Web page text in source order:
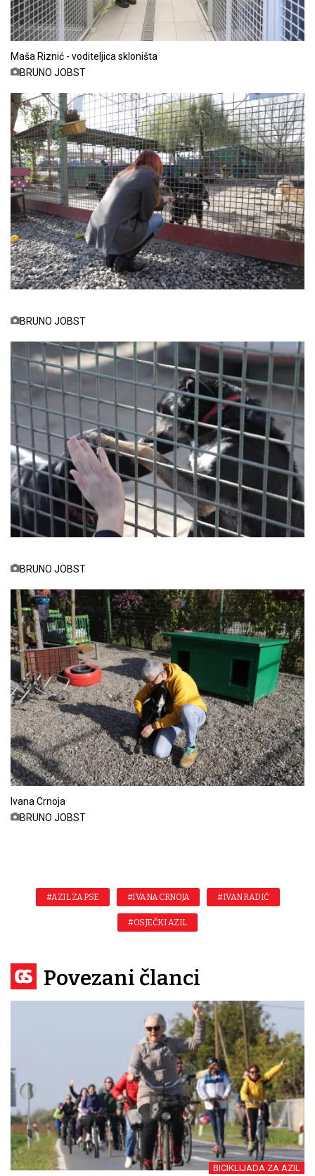
Maša Riznić - voditeljica skloništa
BRUNO JOBST
BRUNO JOBST
BRUNO JOBST
Ivana Crnoja
BRUNO JOBST
#AZIL ZA PSE #IVANA CRNOJA #IVAN RADIĆ
#OSJEČKI AZIL
Povezani članci
BICIKLIJADA ZA AZIL